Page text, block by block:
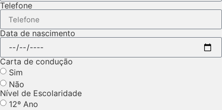
Telefone
Data de nascimento
Carta de condução
Sim
Não
Nível de Escolaridade
12º Ano